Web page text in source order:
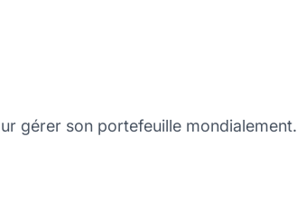
gérer son portefeuille mondialement.